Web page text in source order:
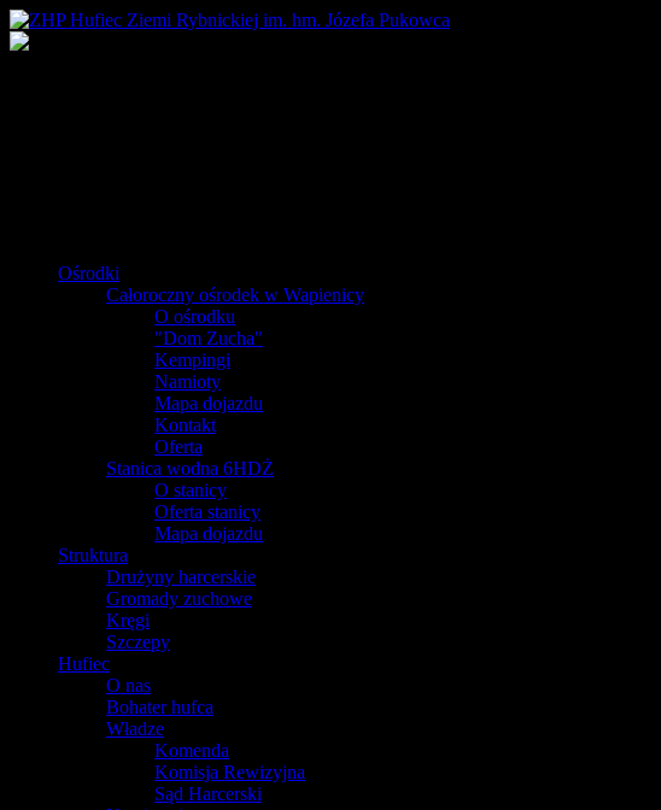
Ośrodki
Całoroczny ośrodek w Wapienicy
O ośrodku
"Dom Zucha"
Kempingi
Namioty
Mapa dojazdu
Kontakt
Oferta
Stanica wodna 6HDŻ
O stanicy
Oferta stanicy
Mapa dojazdu
Struktura
Drużyny harcerskie
Gromady zuchowe
Kręgi
Szczepy
Hufiec
O nas
Bohater hufca
Władze
Komenda
Komisja Rewizyjna
Sąd Harcerski